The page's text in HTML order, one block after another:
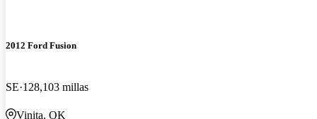
2012 Ford Fusion
SE 128,103 millas
Vinita, OK